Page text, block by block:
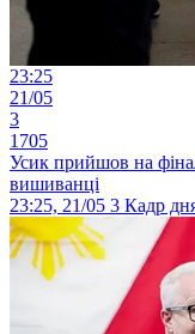
23:25
21/05
3
1705
Усик прийшов на
вишиванці
23:25, 21/05 3 Кадр